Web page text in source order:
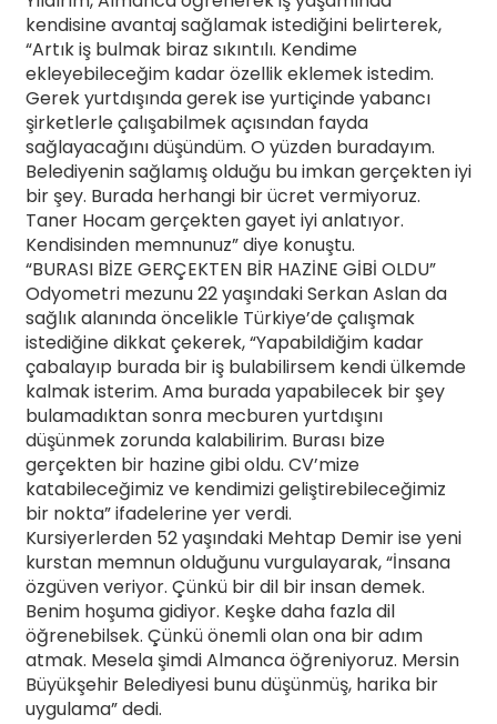
kendisine avantaj sağlamak istediğini belirterek,
“Artık iş bulmak biraz sıkıntılı. Kendime
ekleyebileceğim kadar özellik eklemek istedim.
Gerek yurtdışında gerek ise yurtiçinde yabancı
şirketlerle çalışabilmek açısından fayda
sağlayacağını düşündüm. O yüzden buradayım.
Belediyenin sağlamış olduğu bu imkan gerçekten iyi
bir şey. Burada herhangi bir ücret vermiyoruz.
Taner Hocam gerçekten gayet iyi anlatıyor.
Kendisinden memnunuz” diye konuştu.
“BURASI BİZE GERÇEKTEN BİR HAZİNE GİBİ OLDU”
Odyometri mezunu 22 yaşındaki Serkan Aslan da
sağlık alanında öncelikle Türkiye’de çalışmak
istediğine dikkat çekerek, “Yapabildiğim kadar
çabalayıp burada bir iş bulabilirsem kendi ülkemde
kalmak isterim. Ama burada yapabilecek bir şey
bulamadıktan sonra mecburen yurtdışını
düşünmek zorunda kalabilirim. Burası bize
gerçekten bir hazine gibi oldu. CV’mize
katabileceğimiz ve kendimizi geliştirebileceğimiz
bir nokta” ifadelerine yer verdi.
Kursiyerlerden 52 yaşındaki Mehtap Demir ise yeni
kurstan memnun olduğunu vurgulayarak, “İnsana
özgüven veriyor. Çünkü bir dil bir insan demek.
Benim hoşuma gidiyor. Keşke daha fazla dil
öğrenebilsek. Çünkü önemli olan ona bir adım
atmak. Mesela şimdi Almanca öğreniyoruz. Mersin
Büyükşehir Belediyesi bunu düşünmüş, harika bir
uygulama” dedi.